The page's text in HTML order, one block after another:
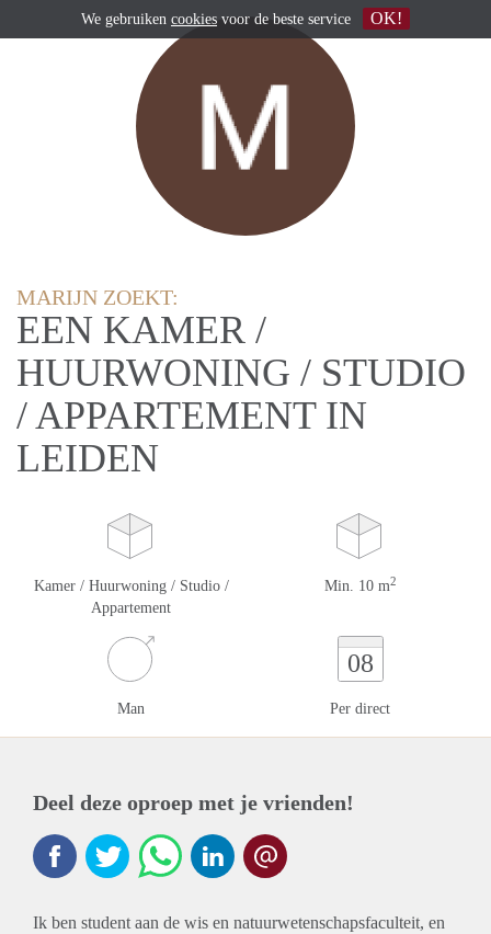
MARIJN ZOEKT:
EEN KAMER /
HUURWONING / STUDIO
/ APPARTEMENT IN
LEIDEN
Kamer / Huurwoning / Studio /
Appartement
Min. 10 m2
Man
08
Per direct
Deel deze oproep met je vrienden!
Ik ben student aan de wis en natuurwetenschapsfaculteit, en
We gebruiken cookies voor de beste service OK!